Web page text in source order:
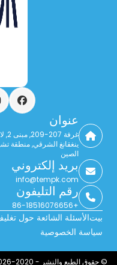
عنوان
ينغقانغ الشرقي, منطقة
الصين
بريد إلكتروني
info@tempk.com
رقم التليفون
+86-18516076656
بيتالأسئلة الشائعة حول
سياسة الخصوصية